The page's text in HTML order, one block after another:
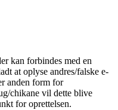
kan forbindes med en
at oplyse andres/falske e-
anden form for
chikane vil dette blive
for oprettelsen.